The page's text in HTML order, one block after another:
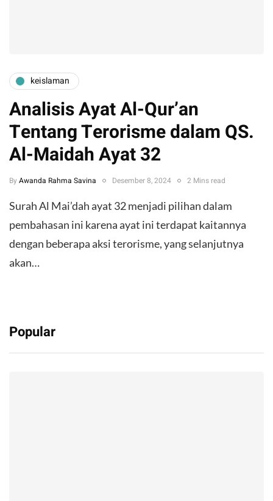
keislaman
Analisis Ayat Al-Qur’an
Tentang Terorisme dalam QS.
Al-Maidah Ayat 32
By Awanda Rahma Savina Desember 8, 2024 2 Mins read
Surah Al Mai’dah ayat 32 menjadi pilihan dalam
pembahasan ini karena ayat ini terdapat kaitannya
dengan beberapa aksi terorisme, yang selanjutnya
akan…
Popular